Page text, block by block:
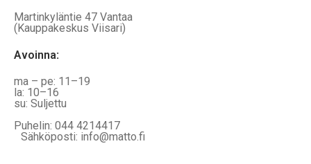
Martinkyläntie 47 Vantaa
(Kauppakeskus Viisari)
Avoinna:
ma – pe: 11–19
la: 10–16
su: Suljettu
Puhelin: 044 4214417
Sähköposti: info@matto.fi